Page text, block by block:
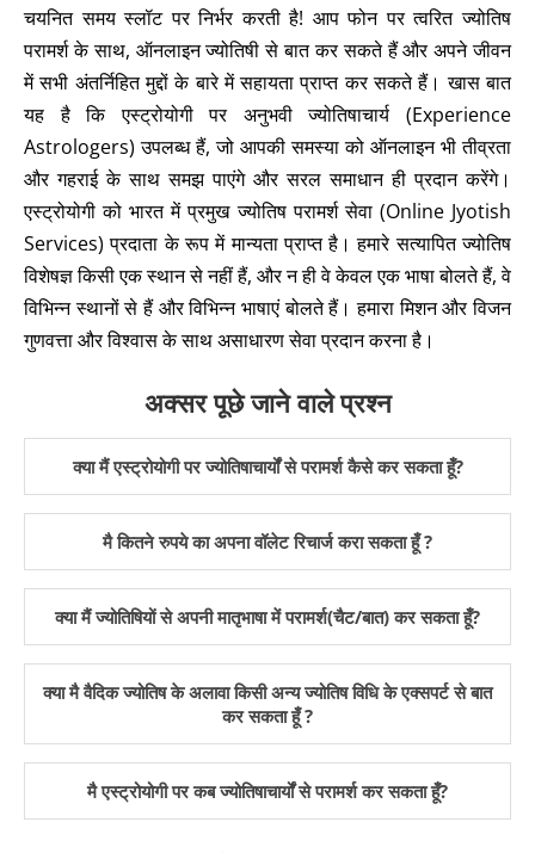
चयनित समय स्लॉट पर निर्भर करती है! आप फोन पर त्वरित ज्योतिष
परामर्श के साथ, ऑनलाइन ज्योतिषी से बात कर सकते हैं और अपने जीवन
में सभी अंतर्निहित मुद्दों के बारे में सहायता प्राप्त कर सकते हैं। खास बात
यह है कि एस्ट्रोयोगी पर अनुभवी ज्योतिषाचार्य (Experience
Astrologers) उपलब्ध हैं, जो आपकी समस्या को ऑनलाइन भी तीव्रता
और गहराई के साथ समझ पाएंगे और सरल समाधान ही प्रदान करेंगे।
एस्ट्रोयोगी को भारत में प्रमुख ज्योतिष परामर्श सेवा (Online Jyotish
Services) प्रदाता के रूप में मान्यता प्राप्त है। हमारे सत्यापित ज्योतिष
विशेषज्ञ किसी एक स्थान से नहीं हैं, और न ही वे केवल एक भाषा बोलते हैं, वे
विभिन्न स्थानों से हैं और विभिन्न भाषाएं बोलते हैं। हमारा मिशन और विजन
गुणवत्ता और विश्वास के साथ असाधारण सेवा प्रदान करना है।
अक्सर पूछे जाने वाले प्रश्न
क्या मैं एस्ट्रोयोगी पर ज्योतिषाचार्यों से परामर्श कैसे कर सकता हूँ?
मै कितने रुपये का अपना वॉलेट रिचार्ज करा सकता हूँ ?
क्या मैं ज्योतिषियों से अपनी मातृभाषा में परामर्श(चैट/बात) कर सकता हूँ?
क्या मै वैदिक ज्योतिष के अलावा किसी अन्य ज्योतिष विधि के एक्सपर्ट से बात
कर सकता हूँ ?
मै एस्ट्रोयोगी पर कब ज्योतिषाचार्यों से परामर्श कर सकता हूँ?